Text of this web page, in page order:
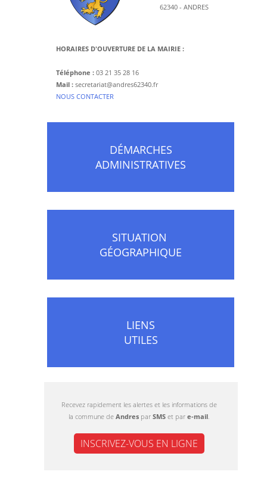
62340 - ANDRES
HORAIRES D'OUVERTURE DE LA MAIRIE :
Téléphone : 03 21 35 28 16
Mail : secretariat@andres62340.fr
​NOUS CONTACTER
DÉMARCHES
ADMINISTRATIVES
SITUATION
GÉOGRAPHIQUE
LIENS
UTILES
Recevez rapidement les alertes et les informations de
la commune de Andres par SMS et par e-mail.
INSCRIVEZ-VOUS EN LIGNE